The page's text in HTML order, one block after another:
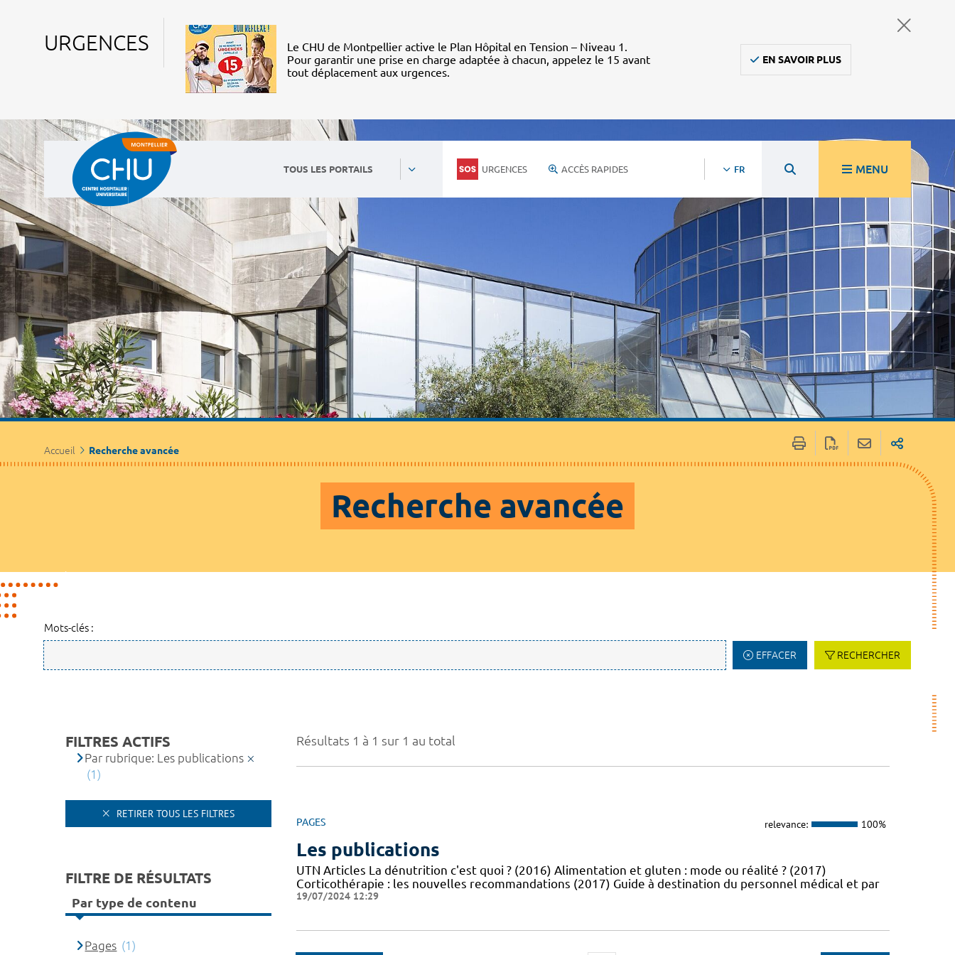
URGENCES
Le CHU de Montpellier active le Plan Hôpital en Tension – Niveau 1.
Pour garantir une prise en charge adaptée à chacun, appelez le 15 avant
tout déplacement aux urgences.
EN SAVOIR PLUS
TOUS LES PORTAILS URGENCES ACCÈS RAPIDES FR MENU
Accueil Recherche avancée
Recherche avancée
Mots-clés :
EFFACER RECHERCHER
Résultats 1 à 1 sur 1 au total
PAGES relevance: 100%
Les publications
UTN Articles La dénutrition c'est quoi ? (2016) Alimentation et gluten : mode ou réalité ? (2017)
Corticothérapie : les nouvelles recommandations (2017) Guide à destination du personnel médical et par
19/07/2024 12:29
FILTRES ACTIFS
Par rubrique: Les publications
(1)
RETIRER TOUS LES FILTRES
FILTRE DE RÉSULTATS
Par type de contenu
Pages (1)